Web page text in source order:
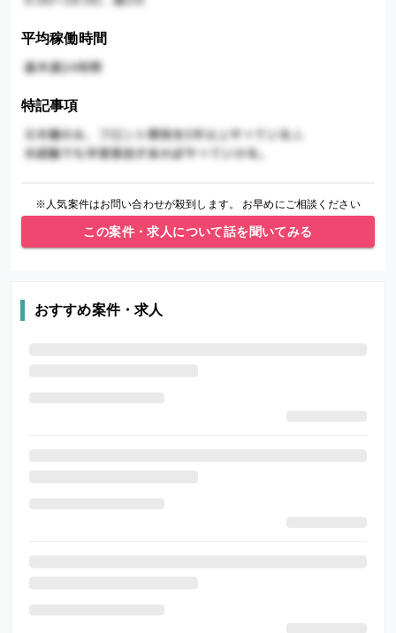
平均稼働時間
特記事項
※人気案件はお問い合わせが殺到します。 お早めにご相談ください
この案件・求人について話を聞いてみる
おすすめ案件・求人